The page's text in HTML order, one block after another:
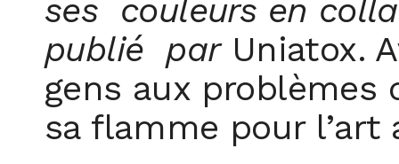
ses couleurs en
publié par Uniatox.
gens aux
sa flamme pour